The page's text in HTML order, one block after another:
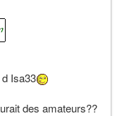
Isa33
des amateurs??